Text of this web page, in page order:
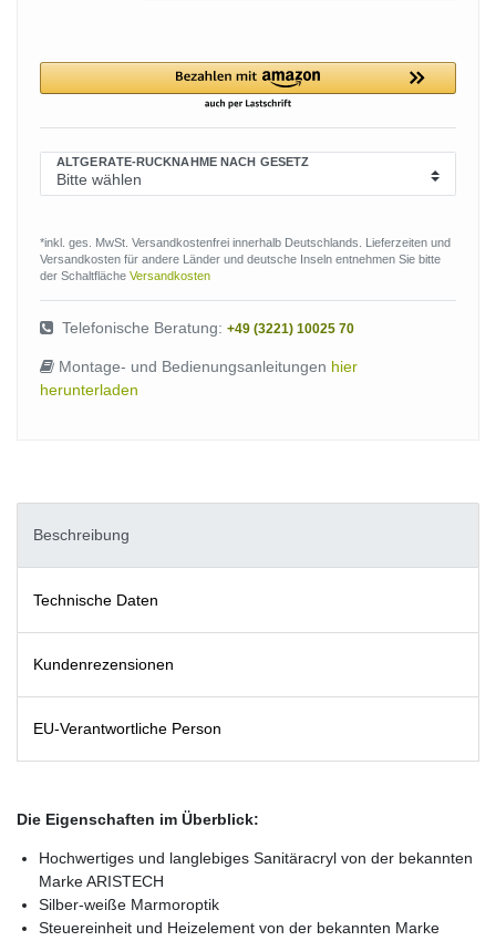
ALTGERÄTE-RÜCKNAHME NACH GESETZ
*inkl. ges. MwSt. Versandkostenfrei innerhalb Deutschlands. Lieferzeiten und
Versandkosten für andere Länder und deutsche Inseln entnehmen Sie bitte
der Schaltfläche Versandkosten
Telefonische Beratung: +49 (3221) 10025 70
Montage- und Bedienungsanleitungen hier
herunterladen
Beschreibung
Technische Daten
Kundenrezensionen
EU-Verantwortliche Person
Die Eigenschaften im Überblick:
Hochwertiges und langlebiges Sanitäracryl von der bekannten
Marke ARISTECH
Silber-weiße Marmoroptik
Steuereinheit und Heizelement von der bekannten Marke